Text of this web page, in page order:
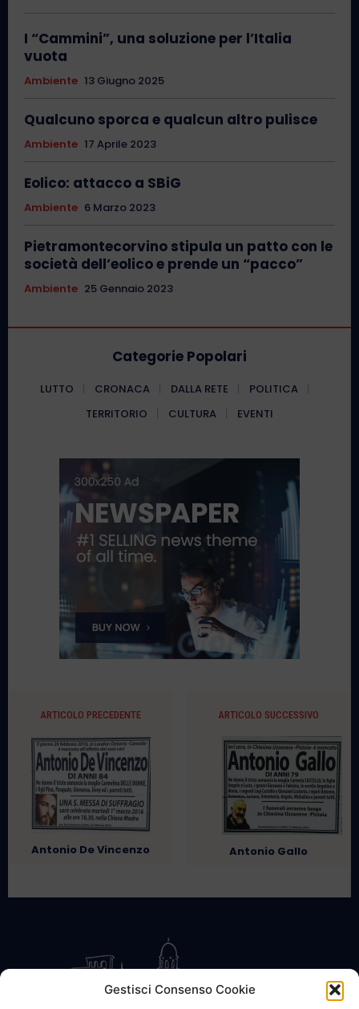
Gestisci Consenso Cookie
I “Cammini”, una soluzione per l’Italia
vuota
Ambiente 13 Giugno 2025
Qualcuno sporca e qualcun altro pulisce
Ambiente 17 Aprile 2023
Eolico: attacco a SBiG
Ambiente 6 Marzo 2023
Pietramontecorvino stipula un patto con le
società dell’eolico e prende un “pacco”
Ambiente 25 Gennaio 2023
Categorie Popolari
LUTTO CRONACA DALLA RETE
POLITICA
TERRITORIO
CULTURA EVENTI
ARTICOLO PRECEDENTE
Antonio De Vincenzo
ARTICOLO SUCCESSIVO
Antonio Gallo